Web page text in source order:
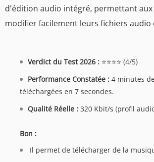
d'édition audio intégré, permettant
modifier facilement leurs fichiers audio
Verdict du Test 2026 : ⭐⭐⭐⭐ (4/5)
Performance Constatée : 4 minutes
téléchargées en 7 secondes.
Qualité Réelle : 320 Kbit/s (profil
Bon :
Il permet de télécharger de la